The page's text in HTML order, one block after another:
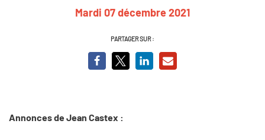
Mardi 07 décembre 2021
PARTAGER SUR :
Annonces de Jean Castex :